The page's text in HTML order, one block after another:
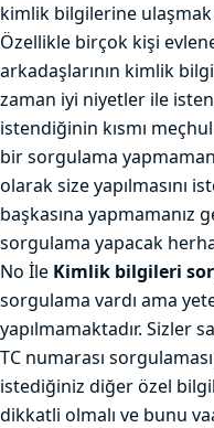
kimlik bilgilerine ulaşmak
Özellikle birçok kişi
arkadaşlarının kimlik
zaman iyi niyetler ile
istendiğinin kısmı
bir sorgulama
olarak size yapılmasını
başkasına yapmamanız
sorgulama yapacak
No İle Kimlik bilgileri
sorgulama vardı ama
yapılmamaktadır. Sizler
TC numarası
istediğiniz diğer özel
dikkatli olmalı ve bunu